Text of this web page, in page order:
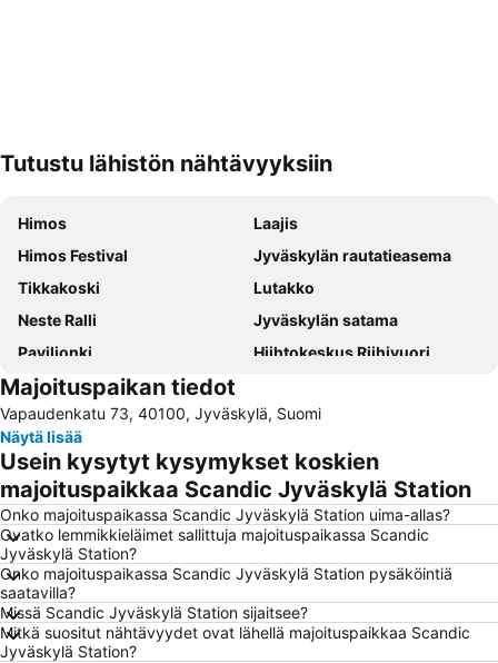
Tutustu lähistön nähtävyyksiin
Himos
Laajis
Himos Festival
Jyväskylän rautatieasema
Tikkakoski
Lutakko
Neste Ralli
Jyväskylän satama
Paviljonki
Hiihtokeskus Riihivuori
Jyväskylän lentoasema
Alvar Aalto -museo
ELECTRICAL INDUSTRY, TELECOMMUNICATIONS, LIGHT AND AV
WOOD AND BIOENERGY
Jyväskylä Bus Station
Viini
Majoituspaikan tiedot
Vapaudenkatu 73, 40100, Jyväskylä, Suomi
Näytä lisää
Usein kysytyt kysymykset koskien
majoituspaikkaa Scandic Jyväskylä Station
Onko majoituspaikassa Scandic Jyväskylä Station uima-allas?
Ovatko lemmikkieläimet sallittuja majoituspaikassa Scandic
Jyväskylä Station?
Onko majoituspaikassa Scandic Jyväskylä Station pysäköintiä
saatavilla?
Missä Scandic Jyväskylä Station sijaitsee?
Mitkä suositut nähtävyydet ovat lähellä majoituspaikkaa Scandic
Jyväskylä Station?